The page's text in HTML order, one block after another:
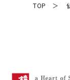
TOP ＞